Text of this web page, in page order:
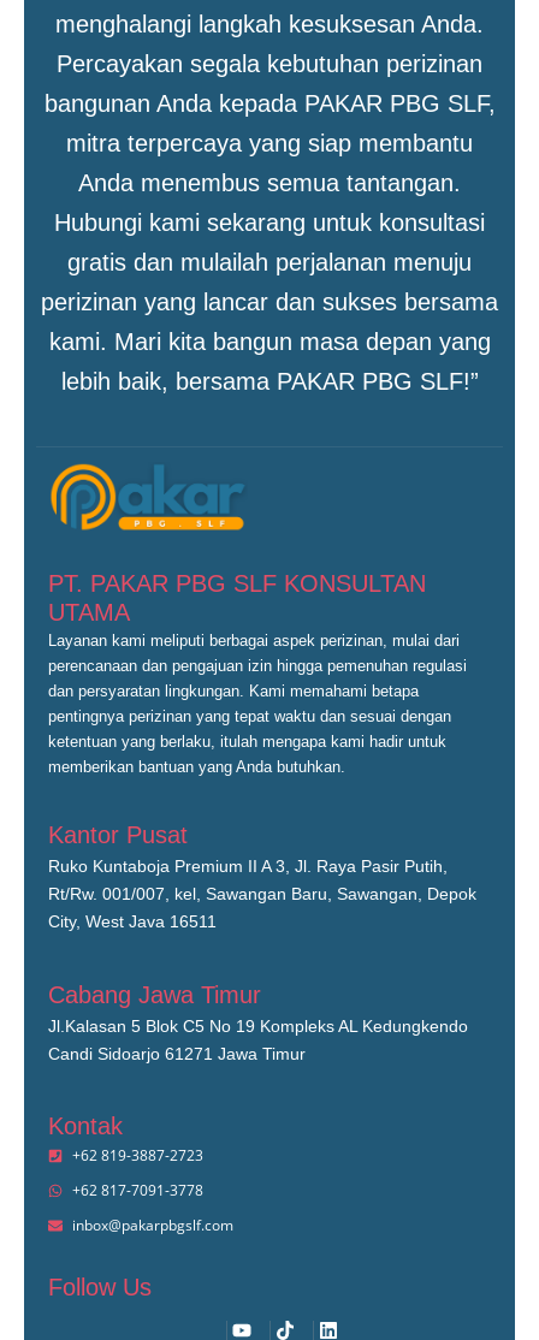
menghalangi langkah kesuksesan Anda.
Percayakan segala kebutuhan perizinan
bangunan Anda kepada PAKAR PBG SLF,
mitra terpercaya yang siap membantu
Anda menembus semua tantangan.
Hubungi kami sekarang untuk konsultasi
gratis dan mulailah perjalanan menuju
perizinan yang lancar dan sukses bersama
kami. Mari kita bangun masa depan yang
lebih baik, bersama PAKAR PBG SLF!”
PT. PAKAR PBG SLF KONSULTAN
UTAMA
Layanan kami meliputi berbagai aspek perizinan, mulai dari
perencanaan dan pengajuan izin hingga pemenuhan regulasi
dan persyaratan lingkungan. Kami memahami betapa
pentingnya perizinan yang tepat waktu dan sesuai dengan
ketentuan yang berlaku, itulah mengapa kami hadir untuk
memberikan bantuan yang Anda butuhkan.
Kantor Pusat
Ruko Kuntaboja Premium II A 3, Jl. Raya Pasir Putih,
Rt/Rw. 001/007, kel, Sawangan Baru, Sawangan, Depok
City, West Java 16511
Cabang Jawa Timur
Jl.Kalasan 5 Blok C5 No 19 Kompleks AL Kedungkendo
Candi Sidoarjo 61271 Jawa Timur
Kontak
+62 819-3887-2723
+62 817-7091-3778
inbox@pakarpbgslf.com
Follow Us